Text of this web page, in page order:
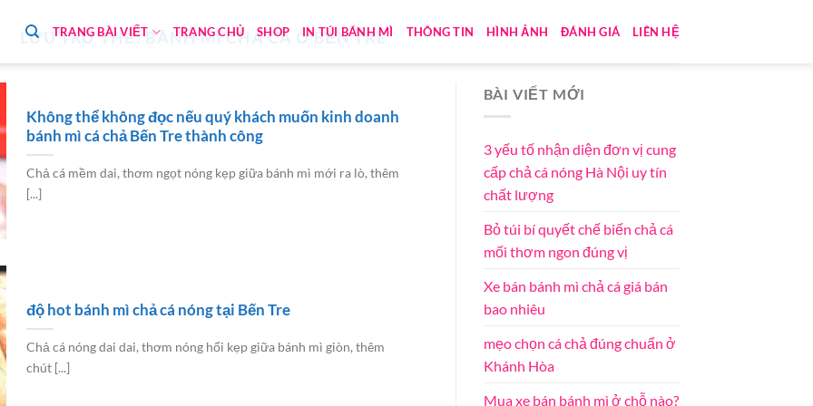
TRANG BÀI VIẾT TRANG CHỦ SHOP IN TÚI BÁNH MÌ THÔNG TIN HÌNH ẢNH ĐÁNH GIÁ LIÊN HỆ
LƯU TRỮ THẺ:BÁNH MÌ CHẢ CÁ Ở BẾN TRE
Không thể không đọc nếu quý khách muốn kinh doanh
bánh mì cá chả Bến Tre thành công
Chả cá mềm dai, thơm ngọt nóng kẹp giữa bánh mì mới ra lò, thêm
[...]
độ hot bánh mì chả cá nóng tại Bến Tre
Chả cá nóng dai dai, thơm nóng hổi kẹp giữa bánh mì giòn, thêm
chút [...]
BÀI VIẾT MỚI
3 yếu tố nhận diện đơn vị cung
cấp chả cá nóng Hà Nội uy tín
chất lượng
Bỏ túi bí quyết chế biến chả cá
mối thơm ngon đúng vị
Xe bán bánh mì chả cá giá bán
bao nhiêu
mẹo chọn cá chả đúng chuẩn ở
Khánh Hòa
Mua xe bán bánh mì ở chỗ nào?